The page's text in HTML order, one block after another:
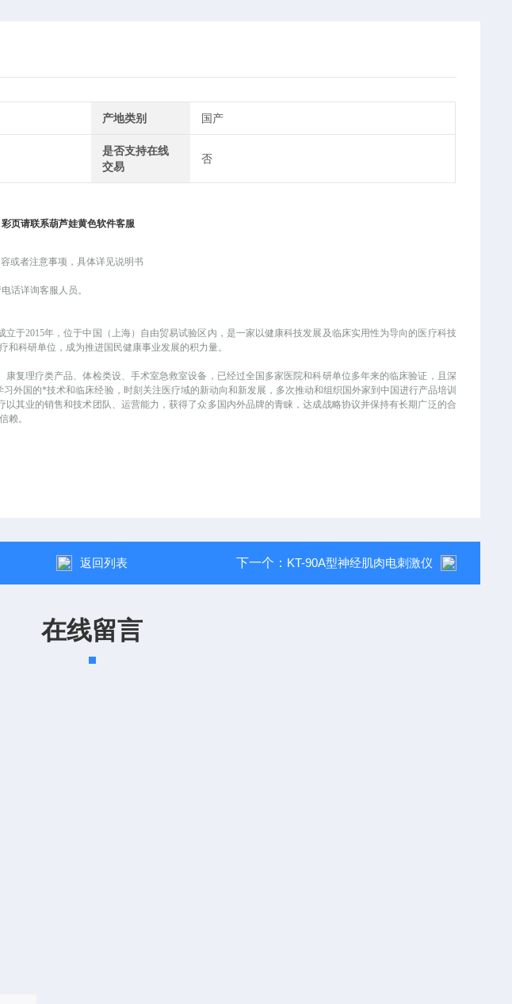
产地类别 国产
是否支持在线
交易
否
页请联系葫芦娃黄色软件客服
或者注意事项，具体详见说明书
话详询客服人员。
立于2015年，位于中国（上海）自由贸易试验区内，是一家以健康科技发展及临床实用性为导向的医疗科技
科研单位，成为推进国民健康事业发展的积力量。
复理疗类产品、体检类设、手术室急救室设备，已经过全国多家医院和科研单位多年来的临床验证，且深
外国的*技术和临床经验，时刻关注医疗域的新动向和新发展，多次推动和组织国外家到中国进行产品培训
其业的销售和技术团队、运营能力，获得了众多国内外品牌的青睐，达成战略协议并保持有长期广泛的合
赖。
返回列表 下一个： KT-90A型神经肌肉电刺激仪
在线留言